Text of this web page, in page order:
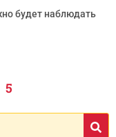
будет наблюдать
5